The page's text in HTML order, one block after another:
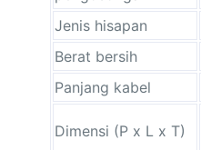
Jenis hisapan
Berat bersih
Panjang kabel
Dimensi (P x L x T)